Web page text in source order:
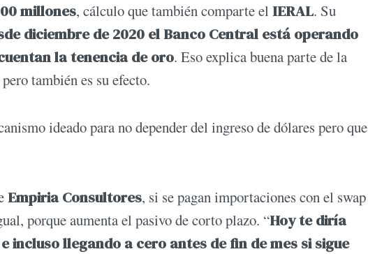
millones, cálculo que también comparte el IERAL. Su
diciembre de 2020 el Banco Central está operando
la tenencia de oro. Eso explica buena parte de la
también es su efecto.
ideado para no depender del ingreso de dólares pero que
Empiria Consultores, si se pagan importaciones con el swap
porque aumenta el pasivo de corto plazo. “Hoy te diría
incluso llegando a cero antes de fin de mes si sigue